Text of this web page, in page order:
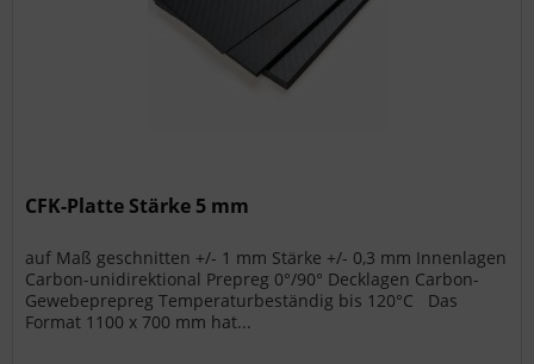
CFK-Platte Stärke 5 mm
auf Maß geschnitten +/- 1 mm Stärke +/- 0,3 mm Innenlagen
Carbon-unidirektional Prepreg 0°/90° Decklagen Carbon-
Gewebeprepreg Temperaturbeständig bis 120°C Das
Format 1100 x 700 mm hat...